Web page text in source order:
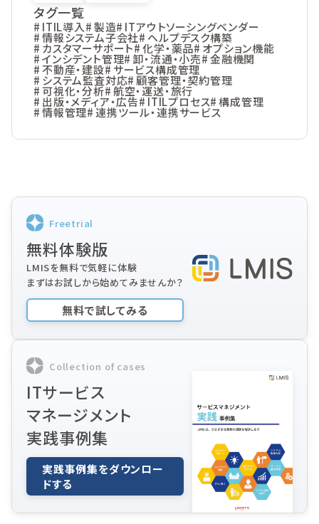
タグ一覧
ITIL導入 製造 ITアウトソーシングベンダー
情報システム子会社 ヘルプデスク構築
カスタマーサポート 化学・薬品 オプション機能
インシデント管理 卸・流通・小売 金融機関
不動産・建設 サービス構成管理
システム監査対応 顧客管理・契約管理
可視化・分析 航空・運送・旅行
出版・メディア・広告 ITILプロセス 構成管理
情報管理 連携ツール・連携サービス
Freetrial
無料体験版
LMISを無料で気軽に体験
まずはお試しから始めてみませんか？
無料で試してみる
Collection of cases
ITサービス
マネージメント
実践事例集
実践事例集をダウンロー
ドする